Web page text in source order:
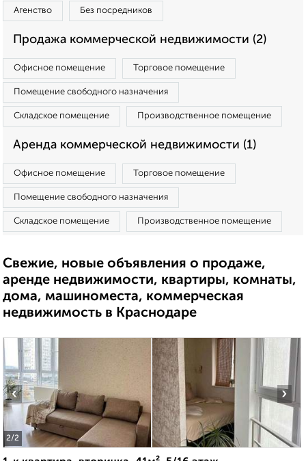
Агенство Без посредников
Продажа коммерческой недвижимости (2)
Офисное помещение Торговое помещение
Помещение свободного назначения
Складское помещение Производственное помещение
Аренда коммерческой недвижимости (1)
Офисное помещение Торговое помещение
Помещение свободного назначения
Складское помещение Производственное помещение
Свежие, новые объявления о продаже,
аренде недвижимости, квартиры, комнаты,
дома, машиноместа, коммерческая
недвижимость в Краснодаре
2/2
‹ ›